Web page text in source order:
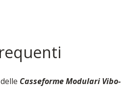
Casseforme Modulari Vibo-